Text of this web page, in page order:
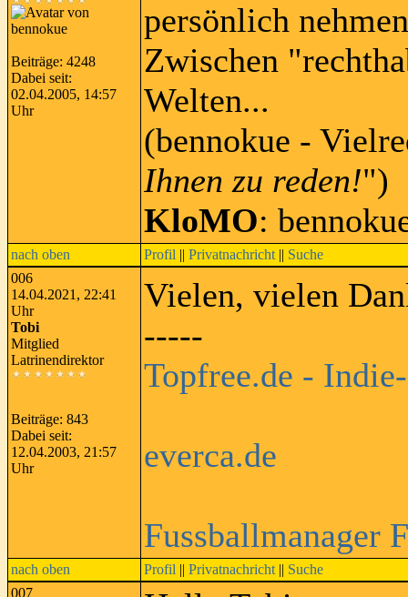
Beiträge: 4248
Dabei seit:
02.04.2005, 14:57
Uhr
persönlich
Zwischen
Welten...
(bennokue -
Ihnen zu reden!")
KloMO:
nach oben Profil || Privatnachricht || Suche
006
14.04.2021, 22:41
Uhr
Tobi
Mitglied
Latrinendirektor
Beiträge: 843
Dabei seit:
12.04.2003, 21:57
Uhr
Vielen, vielen
-----
Topfree.de -
everca.de
Fussballmanager
nach oben Profil || Privatnachricht || Suche
007